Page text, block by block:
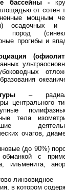
бассейны -
от сотен
мощным
осадочных и
пород
прогибы и
–
центрального
тела
очагов,
(до 90%)
с
ильменита,
линзовидное
в котором